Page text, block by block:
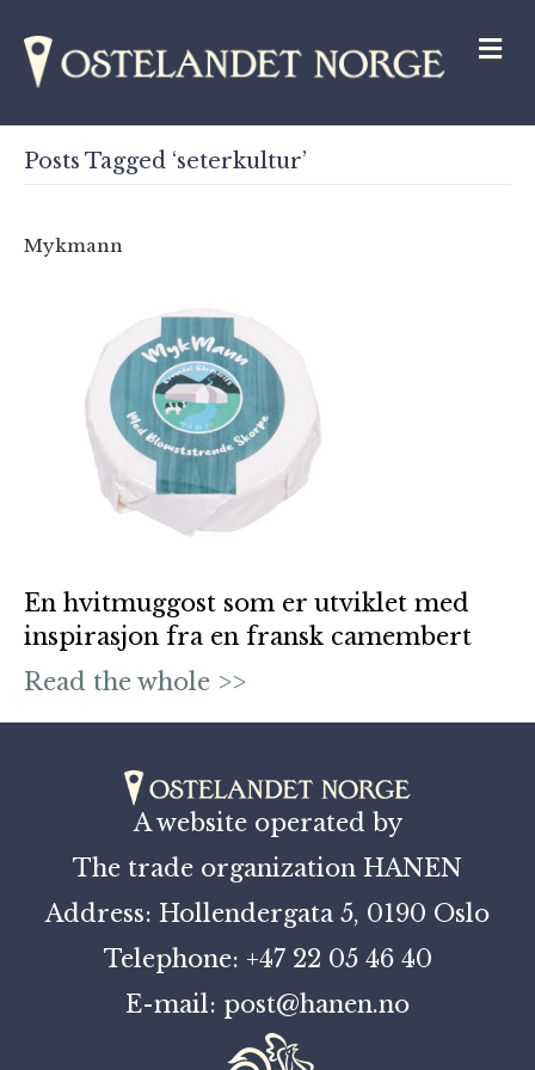
Posts Tagged ‘seterkultur’
Mykmann
En hvitmuggost som er utviklet med
inspirasjon fra en fransk camembert
Read the whole >>
A website operated by
The trade organization HANEN
Address: Hollendergata 5, 0190 Oslo
Telephone: +47 22 05 46 40
E-mail: post@hanen.no